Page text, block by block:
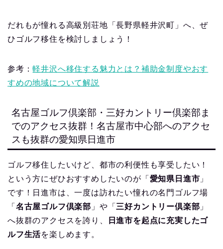
だれもが憧れる高級別荘地「長野県軽井沢町」へ、ぜ
ひゴルフ移住を検討しましょう！
参考：軽井沢へ移住する魅力とは？補助金制度やおす
すめの地域について解説
名古屋ゴルフ倶楽部・三好カントリー倶楽部ま
でのアクセス抜群！名古屋市中心部へのアクセ
スも抜群の愛知県日進市
ゴルフ移住したいけど、都市の利便性も享受したい！
という方にぜひおすすめしたいのが「 愛知県日進市 」
です！日進市は、一度は訪れたい憧れの名門ゴルフ場
「 名古屋ゴルフ倶楽部 」や「 三好カントリー倶楽部 」
へ抜群のアクセスを誇り、
日進市を起点に充実したゴ
ルフ生活を楽しめます。